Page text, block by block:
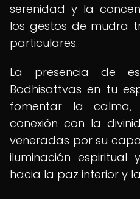
serenidad y la
los gestos de mudra
particulares.
La presencia de
Bodhisattvas en tu
fomentar la
conexión con la
veneradas por su
iluminación
hacia la paz interior y